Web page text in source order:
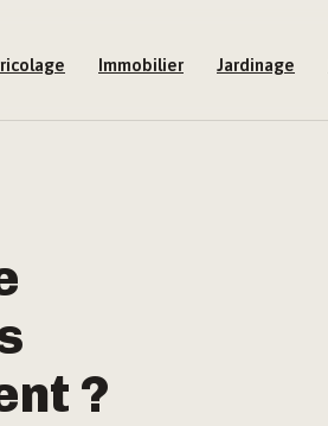
Immobilier Jardinage
?